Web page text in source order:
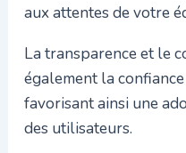
aux attentes de votre
La transparence et le
également la
favorisant ainsi une
des utilisateurs.